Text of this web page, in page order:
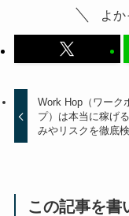
よか
Work Hop（ワーク
プ）は本当に稼げ
みやリスクを徹底
この記事を書